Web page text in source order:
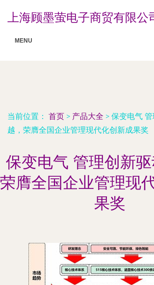
上海顾墨萤电子商贸有限公
MENU
当前位置： 首页 > 产品大全 > 保变电气
越，荣膺全国企业管理现代化创新成果奖
保变电气 管理创新驱
荣膺全国企业管理现
果奖